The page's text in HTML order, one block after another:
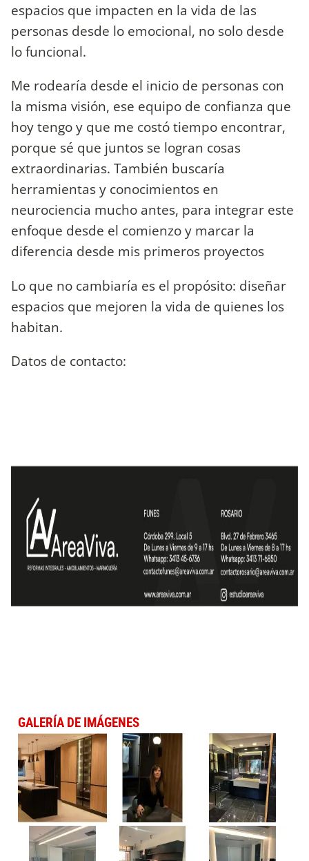
espacios que impacten en la vida de las
personas desde lo emocional, no solo desde
lo funcional.
Me rodearía desde el inicio de personas con
la misma visión, ese equipo de confianza que
hoy tengo y que me costó tiempo encontrar,
porque sé que juntos se logran cosas
extraordinarias. También buscaría
herramientas y conocimientos en
neurociencia mucho antes, para integrar este
enfoque desde el comienzo y marcar la
diferencia desde mis primeros proyectos
Lo que no cambiaría es el propósito: diseñar
espacios que mejoren la vida de quienes los
habitan.
Datos de contacto:
GALERÍA DE IMÁGENES